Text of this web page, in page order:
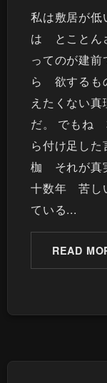
私は敷居が
は とことん
ってのが建
ら 欲するも
えたくない
だ。 でもね
ら付け足し
枷 それが真
十数年 苦し
ている...
READ